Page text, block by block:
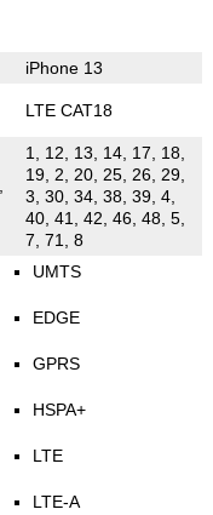
iPhone 13
LTE CAT18
1, 12, 13, 14, 17, 18,
19, 2, 20, 25, 26, 29,
3, 30, 34, 38, 39, 4,
40, 41, 42, 46, 48, 5,
7, 71, 8
UMTS
EDGE
GPRS
HSPA+
LTE
LTE-A